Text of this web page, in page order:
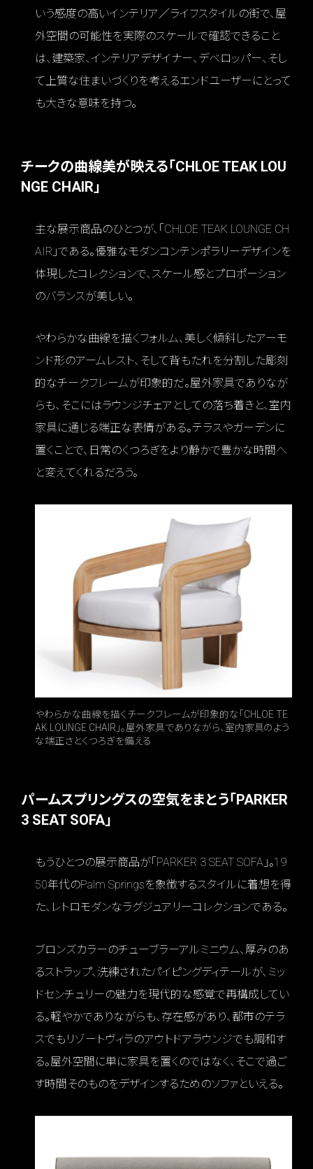
いう感度の高いインテリア／ライフスタイルの街で、屋
外空間の可能性を実際のスケールで確認できること
は、建築家、インテリアデザイナー、デベロッパー、そし
て上質な住まいづくりを考えるエンドユーザーにとって
も大きな意味を持つ。
チークの曲線美が映える「CHLOE TEAK LOU
NGE CHAIR」
主な展示商品のひとつが、「CHLOE TEAK LOUNGE CH
AIR」である。優雅なモダンコンテンポラリーデザインを
体現したコレクションで、スケール感とプロポーション
のバランスが美しい。
やわらかな曲線を描くフォルム、美しく傾斜したアーモ
ンド形のアームレスト、そして背もたれを分割した彫刻
的なチークフレームが印象的だ。屋外家具でありなが
らも、そこにはラウンジチェアとしての落ち着きと、室内
家具に通じる端正な表情がある。テラスやガーデンに
置くことで、日常のくつろぎをより静かで豊かな時間へ
と変えてくれるだろう。
やわらかな曲線を描くチークフレームが印象的な「CHLOE TE
AK LOUNGE CHAIR」。屋外家具でありながら、室内家具のよう
な端正さとくつろぎを備える
パームスプリングスの空気をまとう「PARKER
3 SEAT SOFA」
もうひとつの展示商品が「PARKER 3 SEAT SOFA」。19
50年代のPalm Springsを象徴するスタイルに着想を得
た、レトロモダンなラグジュアリーコレクションである。
ブロンズカラーのチューブラーアルミニウム、厚みのあ
るストラップ、洗練されたパイピングディテールが、ミッ
ドセンチュリーの魅力を現代的な感覚で再構成してい
る。軽やかでありながらも、存在感があり、都市のテラ
スでもリゾートヴィラのアウトドアラウンジでも調和す
る。屋外空間に単に家具を置くのではなく、そこで過ご
す時間そのものをデザインするためのソファといえる。